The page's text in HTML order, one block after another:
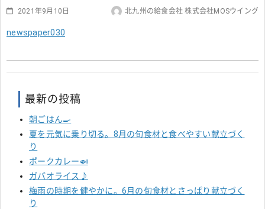
2021年9月10日 北九州の給食会社 株式会社MOSウイング
newspaper030
最新の投稿
朝ごはん🍳
夏を元気に乗り切る。8月の旬食材と食べやすい献立づく
り
ポークカレー🍛
ガパオライス♪
梅雨の時期を健やかに。6月の旬食材とさっぱり献立づく
り